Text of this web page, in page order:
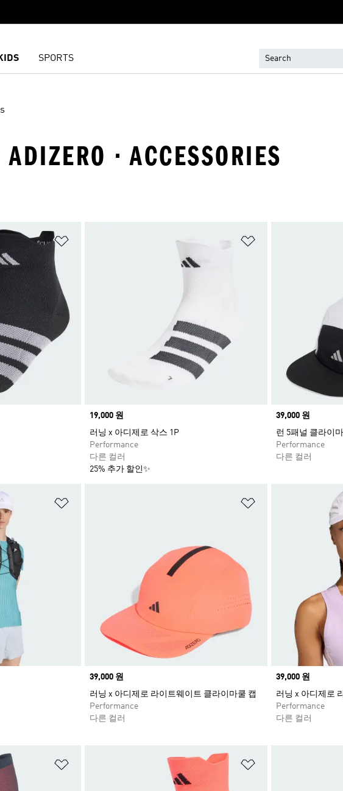
SPORTS
· ACCESSORIES
Price
19,000 원
러닝 x 아디제로 삭스 1P
Performance
다른 컬러
25% 추가 할인✨
Price
39,000 원
런 5패널 클라이
Performance
다른 컬러
Price
39,000 원
러닝 x 아디제로 라이트웨이트 클라이마쿨 캡
Performance
다른 컬러
Price
39,000 원
러닝 x 아디제로
Performance
다른 컬러